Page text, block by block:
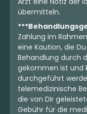
übermitteln.
Zahlung im
eine Kaution, die
Behandlung durch
gekommen ist und
durchgeführt
telemedizinische
die von Dir
Gebühr für die